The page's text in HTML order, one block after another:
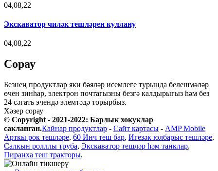
04,08,22
Экскаватор чиләк тешләрен куллану
04,08,22
Сорау
Безнең продуктлар яки бәяләр исемлеге турында белешмәләр
өчен зинһар, электрон почтагызны безгә калдырыгыз һәм без
24 сәгать эчендә элемтәдә торырбыз.
Хәзер сорау
© Copyright - 2021-2022: Барлык хокуклар
сакланган.Кайнар продуктлар - Сайт картасы - AMP Mobile
Арткы рок тешләре, 60 Инч теш бар, Игезәк юлбарыс тешләре,
Салкын ролллы труба, Экскаватор тешләр һәм танклар,
Пиранха теш тракторы,